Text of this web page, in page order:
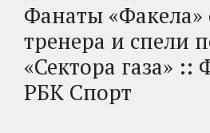
Фанаты
тренера и спели
«Сектора газа» ::
РБК Спорт